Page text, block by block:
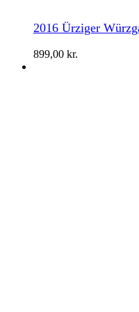
2016 Ürziger
899,00 kr.